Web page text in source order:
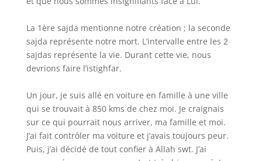
La 1ère sajda mentionne notre création ; la seconde
sajda représente notre mort. L’intervalle entre les 2
sajdas représente la vie. Durant cette vie, nous
devrions faire l’istighfar.
Un jour, je suis allé en voiture en famille à une ville
qui se trouvait à 850 kms de chez moi. Je craignais
sur ce qui pourrait nous arriver, ma famille et moi.
J’ai fait contrôler ma voiture et j’avais toujours peur.
Puis, j’ai décidé de tout confier à Allah swt. J’ai